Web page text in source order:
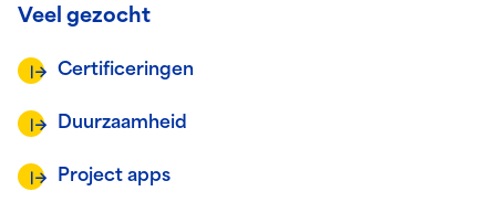
Veel gezocht
Certificeringen
Duurzaamheid
Project apps